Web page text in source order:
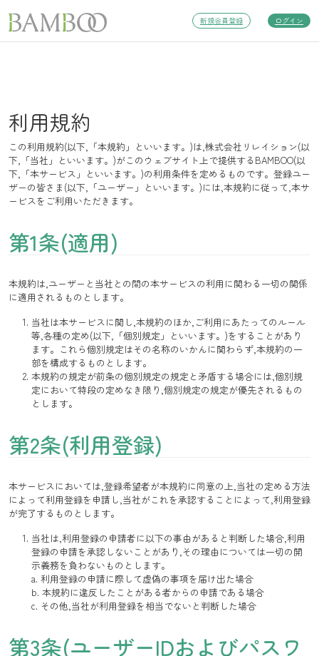
新規会員登録 ログイン
利用規約
この利用規約(以下,「本規約」といいます。)は,株式会社リレイション(以
下,「当社」といいます。)がこのウェブサイト上で提供するBAMBOO(以
下,「本サービス」といいます。)の利用条件を定めるものです。登録ユー
ザーの皆さま(以下,「ユーザー」といいます。)には,本規約に従って,本サ
ービスをご利用いただきます。
第1条(適用)
本規約は,ユーザーと当社との間の本サービスの利用に関わる一切の関係
に適用されるものとします。
当社は本サービスに関し,本規約のほか,ご利用にあたってのルール
等,各種の定め(以下,「個別規定」といいます。)をすることがあり
ます。これら個別規定はその名称のいかんに関わらず,本規約の一
部を構成するものとします。
本規約の規定が前条の個別規定の規定と矛盾する場合には,個別規
定において特段の定めなき限り,個別規定の規定が優先されるもの
とします。
第2条(利用登録)
本サービスにおいては,登録希望者が本規約に同意の上,当社の定める方法
によって利用登録を申請し,当社がこれを承認することによって,利用登録
が完了するものとします。
当社は,利用登録の申請者に以下の事由があると判断した場合,利用
登録の申請を承認しないことがあり,その理由については一切の開
示義務を負わないものとします。
a. 利用登録の申請に際して虚偽の事項を届け出た場合
b. 本規約に違反したことがある者からの申請である場合
c. その他,当社が利用登録を相当でないと判断した場合
第3条(ユーザーIDおよびパスワ